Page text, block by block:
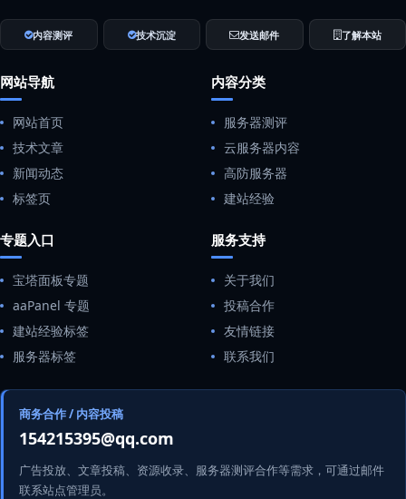
内容测评 技术沉淀 发送邮件 了解本站
网站导航
网站首页
技术文章
新闻动态
标签页
内容分类
服务器测评
云服务器内容
高防服务器
建站经验
专题入口
宝塔面板专题
aaPanel 专题
建站经验标签
服务器标签
服务支持
关于我们
投稿合作
友情链接
联系我们
商务合作 / 内容投稿
154215395@qq.com
广告投放、文章投稿、资源收录、服务器测评合作等需求，可通过邮件
联系站点管理员。